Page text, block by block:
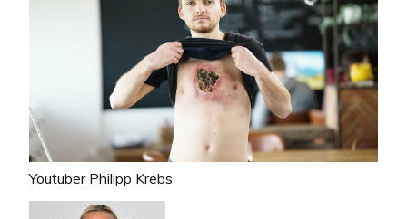
Youtuber Philipp Krebs